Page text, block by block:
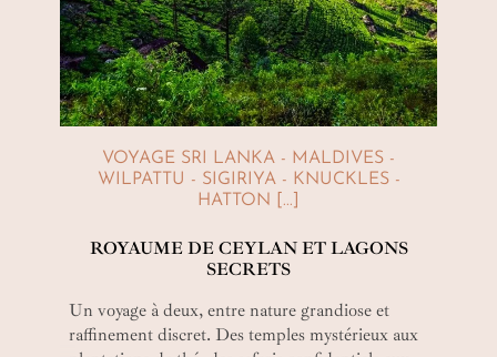
VOYAGE SRI LANKA - MALDIVES -
WILPATTU - SIGIRIYA - KNUCKLES -
HATTON [...]
ROYAUME DE CEYLAN ET LAGONS
SECRETS
Un voyage à deux, entre nature grandiose et
raffinement discret. Des temples mystérieux aux